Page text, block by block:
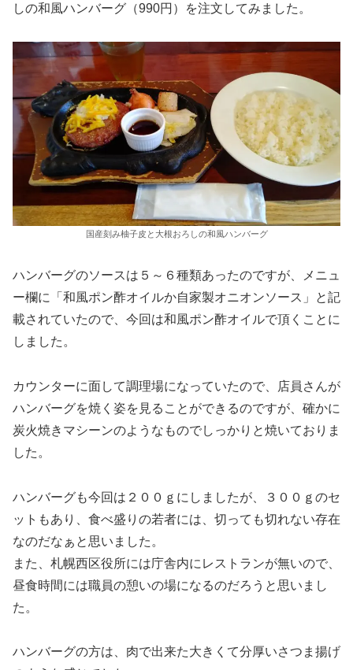
しの和風ハンバーグ（990円）を注文してみました。
国産刻み柚子皮と大根おろしの和風ハンバーグ
ハンバーグのソースは５～６種類あったのですが、メニュ
ー欄に「和風ポン酢オイルか自家製オニオンソース」と記
載されていたので、今回は和風ポン酢オイルで頂くことに
しました。
カウンターに面して調理場になっていたので、店員さんが
ハンバーグを焼く姿を見ることができるのですが、確かに
炭火焼きマシーンのようなものでしっかりと焼いておりま
した。
ハンバーグも今回は２００ｇにしましたが、３００ｇのセ
ットもあり、食べ盛りの若者には、切っても切れない存在
なのだなぁと思いました。
また、札幌西区役所には庁舎内にレストランが無いので、
昼食時間には職員の憩いの場になるのだろうと思いまし
た。
ハンバーグの方は、肉で出来た大きくて分厚いさつま揚げ